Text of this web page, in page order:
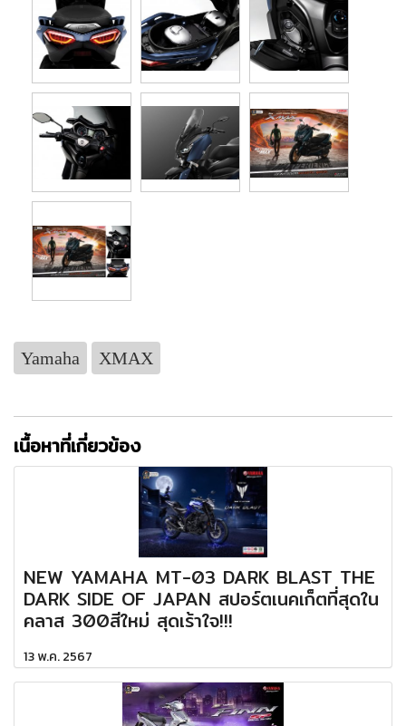
Yamaha XMAX
เนื้อหาที่เกี่ยวข้อง
NEW YAMAHA MT-03 DARK BLAST THE
DARK SIDE OF JAPAN สปอร์ตเนคเก็ตที่สุดใน
คลาส 300สีใหม่ สุดเร้าใจ!!!
13 พ.ค. 2567